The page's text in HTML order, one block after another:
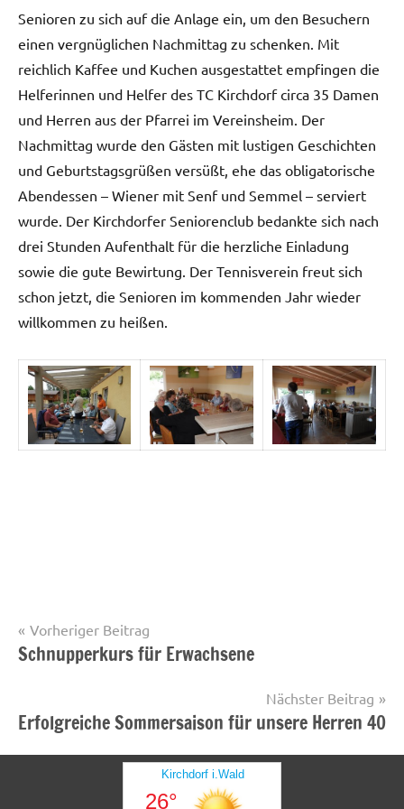
Senioren zu sich auf die Anlage ein, um den Besuchern
einen vergnüglichen Nachmittag zu schenken. Mit
reichlich Kaffee und Kuchen ausgestattet empfingen die
Helferinnen und Helfer des TC Kirchdorf circa 35 Damen
und Herren aus der Pfarrei im Vereinsheim. Der
Nachmittag wurde den Gästen mit lustigen Geschichten
und Geburtstagsgrüßen versüßt, ehe das obligatorische
Abendessen – Wiener mit Senf und Semmel – serviert
wurde. Der Kirchdorfer Seniorenclub bedankte sich nach
drei Stunden Aufenthalt für die herzliche Einladung
sowie die gute Bewirtung. Der Tennisverein freut sich
schon jetzt, die Senioren im kommenden Jahr wieder
willkommen zu heißen.
Startseite
Beitragsnavigation
Vorheriger Beitrag
Schnupperkurs für Erwachsene
Nächster Beitrag
Erfolgreiche Sommersaison für unsere Herren 40